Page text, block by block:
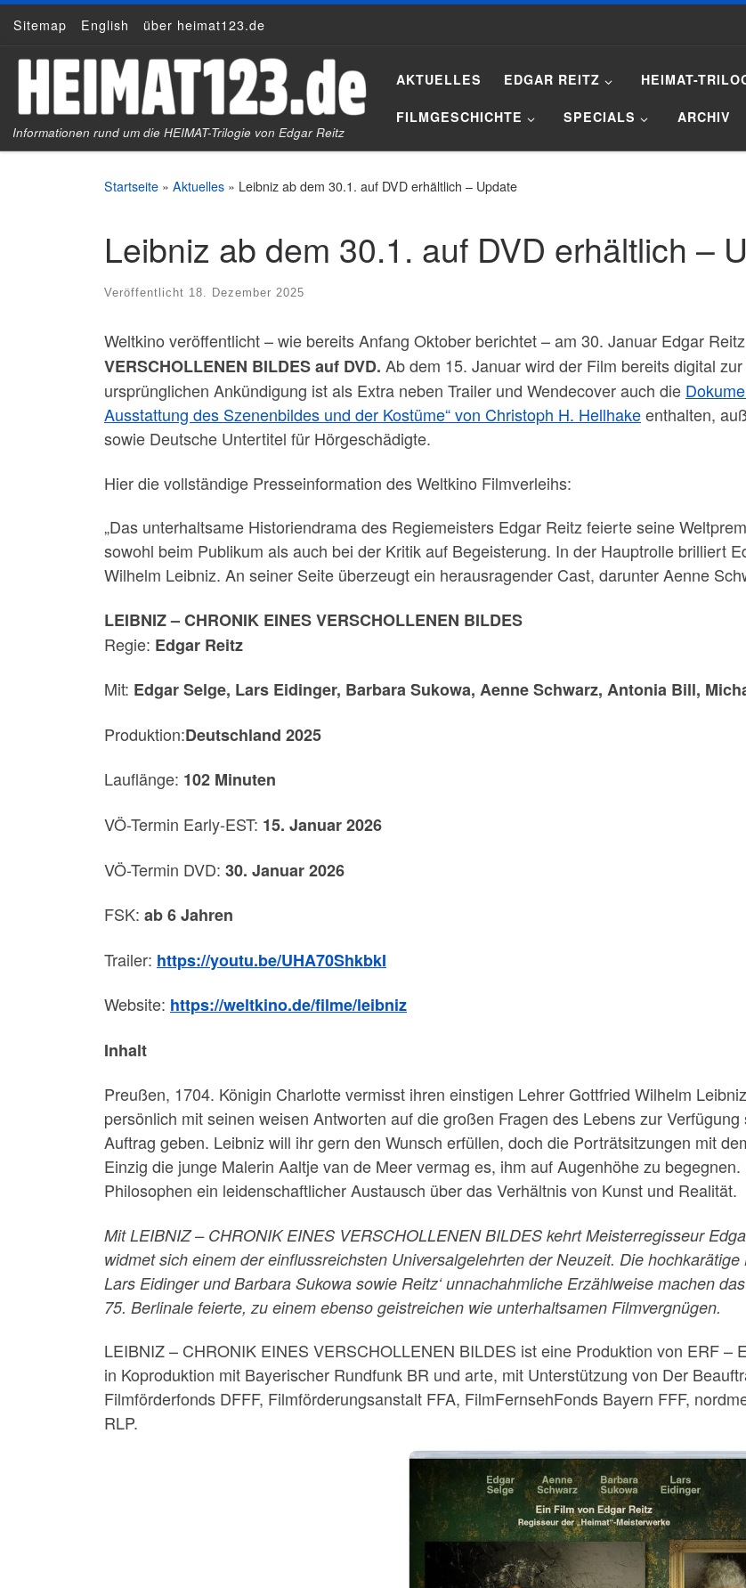
Zum Inhalt springen
Sitemap English über heimat123.de
Informationen rund um die HEIMAT-Trilogie von Edgar Reitz
AKTUELLES EDGAR REITZ HEIMAT-
FILMGESCHICHTE SPECIALS ARCHIV
Startseite » Aktuelles » Leibniz ab dem 30.1. auf DVD erhältlich – Update
Leibniz ab dem 30.1. auf DVD erhältlich –
Veröffentlicht 18. Dezember 2025
Weltkino veröffentlicht – wie bereits Anfang Oktober berichtet – am 30. Januar Edgar
VERSCHOLLENEN BILDES auf DVD. Ab dem 15. Januar wird der Film bereits digital
ursprünglichen Ankündigung ist als Extra neben Trailer und Wendecover auch die
Ausstattung des Szenenbildes und der Kostüme“ von Christoph H. Hellhakeenthalten,
sowie Deutsche Untertitel für Hörgeschädigte.
Hier die vollständige Presseinformation des Weltkino Filmverleihs:
„Das unterhaltsame Historiendrama des Regiemeisters Edgar Reitz feierte seine
sowohl beim Publikum als auch bei der Kritik auf Begeisterung. In der Hauptrolle brilliert
Wilhelm Leibniz. An seiner Seite überzeugt ein herausragender Cast, darunter Aenne
LEIBNIZ – CHRONIK EINES VERSCHOLLENEN BILDES
Regie: Edgar Reitz
Mit: Edgar Selge, Lars Eidinger, Barbara Sukowa, Aenne Schwarz, Antonia Bill,
Produktion:Deutschland 2025
Lauflänge: 102 Minuten
VÖ-Termin Early-EST: 15. Januar 2026
VÖ-Termin DVD: 30. Januar 2026
FSK: ab 6 Jahren
Trailer: https://youtu.be/UHA70ShkbkI
Website: https://weltkino.de/filme/leibniz
Inhalt
Preußen, 1704. Königin Charlotte vermisst ihren einstigen Lehrer Gottfried Wilhelm
persönlich mit seinen weisen Antworten auf die großen Fragen des Lebens zur
Auftrag geben. Leibniz will ihr gern den Wunsch erfüllen, doch die Porträtsitzungen mit
Einzig die junge Malerin Aaltje van de Meer vermag es, ihm auf Augenhöhe zu
Philosophen ein leidenschaftlicher Austausch über das Verhältnis von Kunst und Realität.
Mit LEIBNIZ – CHRONIK EINES VERSCHOLLENEN BILDES kehrt Meisterregisseur
widmet sich einem der einflussreichsten Universalgelehrten der Neuzeit. Die
Lars Eidinger und Barbara Sukowa sowie Reitz‘ unnachahmliche Erzählweise machen
75. Berlinale feierte, zu einem ebenso geistreichen wie unterhaltsamen Filmvergnügen.
LEIBNIZ – CHRONIK EINES VERSCHOLLENEN BILDES ist eine Produktion von ERF
in Koproduktion mit Bayerischer Rundfunk BR und arte, mit Unterstützung von Der
Filmförderfonds DFFF, Filmförderungsanstalt FFA, FilmFernsehFonds Bayern FFF,
RLP.